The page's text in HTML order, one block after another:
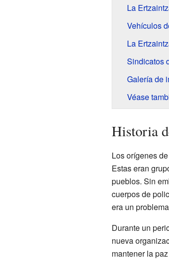
La
Vehículos
La
Sindicatos
Galería de
Véase
Historia
Los orígenes
Estas eran
pueblos. Sin
cuerpos de
era un
Durante un
nueva
mantener la